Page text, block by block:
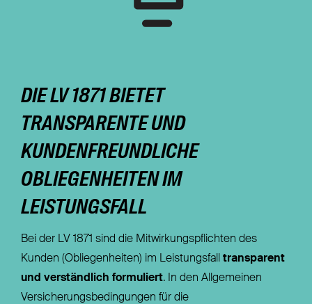
DIE LV 1871 BIETET
TRANSPARENTE UND
KUNDENFREUNDLICHE
OBLIEGENHEITEN IM
LEISTUNGSFALL
Bei der LV 1871 sind die Mitwirkungspflichten des
Kunden (Obliegenheiten) im Leistungsfall transparent
und verständlich formuliert. In den Allgemeinen
Versicherungsbedingungen für die